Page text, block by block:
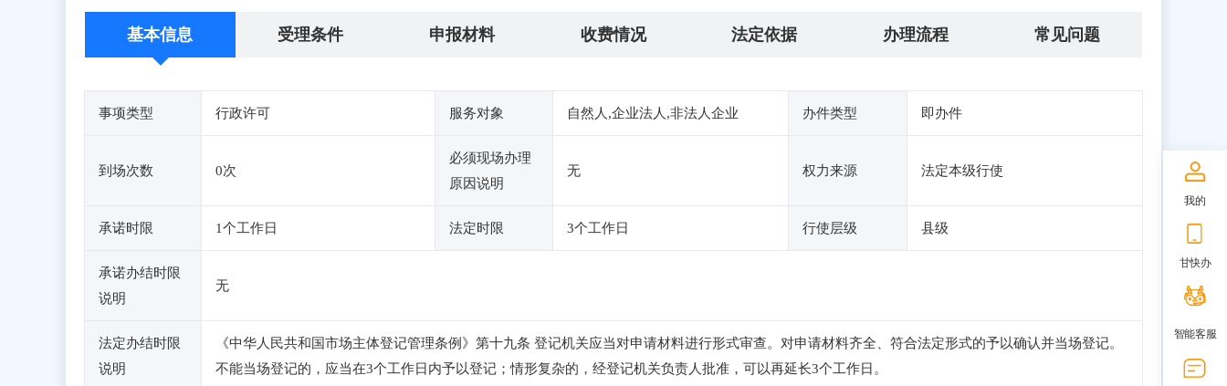
基本信息 受理条件 申报材料 收费情况 法定依据 办理流程 常见问题
事项类型 行政许可 服务对象 自然人,企业法人,非法人企业 办件类型 即办件
到场次数 0次
必须现场办理
原因说明
无 权力来源 法定本级行使
承诺时限 1个工作日 法定时限 3个工作日 行使层级 县级
承诺办结时限
说明
无
法定办结时限
说明
《中华人民共和国市场主体登记管理条例》第十九条 登记机关应当对申请材料进行形式审查。对申请材料齐全、符合法定形式的予以确认并当场登记。
不能当场登记的，应当在3个工作日内予以登记；情形复杂的，经登记机关负责人批准，可以再延长3个工作日。
我的
甘快办
智能客服